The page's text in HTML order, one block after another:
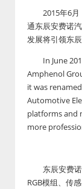
2015年6
通东辰安费诺
发展将引领东
In June
Amphenol
it was
Automotive
platforms and
more
东辰安费
RGB模组、传